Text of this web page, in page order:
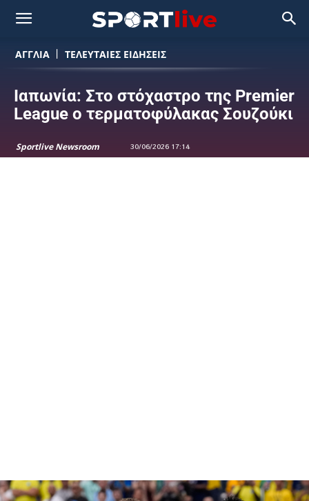
ΑΓΓΛΙΑ ΤΕΛΕΥΤΑΙΕΣ ΕΙΔΗΣΕΙΣ
Ιαπωνία: Στο στόχαστρο της Premier
League ο τερματοφύλακας Σουζούκι
Sportlive Newsroom 30/06/2026 17:14